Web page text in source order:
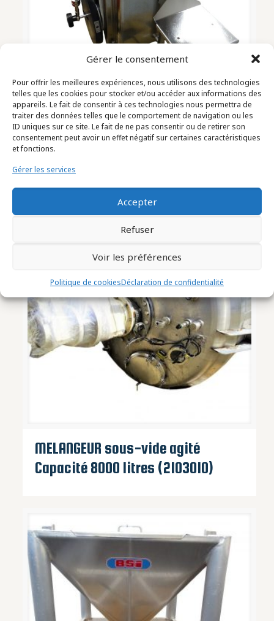
Gérer le consentement
Pour offrir les meilleures expériences, nous utilisons des technologies
telles que les cookies pour stocker et/ou accéder aux informations des
appareils. Le fait de consentir à ces technologies nous permettra de
traiter des données telles que le comportement de navigation ou les
ID uniques sur ce site. Le fait de ne pas consentir ou de retirer son
consentement peut avoir un effet négatif sur certaines caractéristiques
et fonctions.
Gérer les services
Accepter
Refuser
Voir les préférences
Politique de cookiesDéclaration de confidentialité
Remplisseuse Doseuse Marque
MACE Type S100-500 (2502012)
MELANGEUR sous-vide agité
Capacité 8000 litres (2103010)